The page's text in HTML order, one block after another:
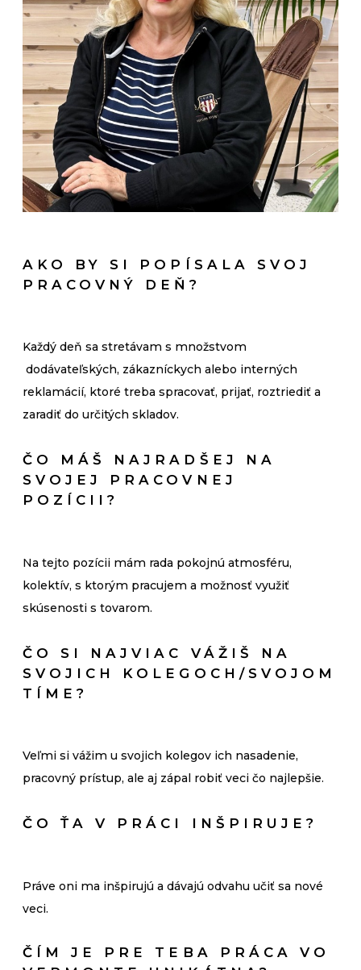
AKO BY SI POPÍSALA SVOJ
PRACOVNÝ DEŇ?
Každý deň sa stretávam s množstvom
dodávateľských, zákazníckych alebo interných
reklamácií, ktoré treba spracovať, prijať, roztriediť a
zaradiť do určitých skladov.
ČO MÁŠ NAJRADŠEJ NA
SVOJEJ PRACOVNEJ
POZÍCII?
Na tejto pozícii mám rada pokojnú atmosféru,
kolektív, s ktorým pracujem a možnosť využiť
skúsenosti s tovarom.
ČO SI NAJVIAC VÁŽIŠ NA
SVOJICH KOLEGOCH/SVOJOM
TÍME?
Veľmi si vážim u svojich kolegov ich nasadenie,
pracovný prístup, ale aj zápal robiť veci čo najlepšie.
ČO ŤA V PRÁCI INŠPIRUJE?
Práve oni ma inšpirujú a dávajú odvahu učiť sa nové
veci.
ČÍM JE PRE TEBA PRÁCA VO